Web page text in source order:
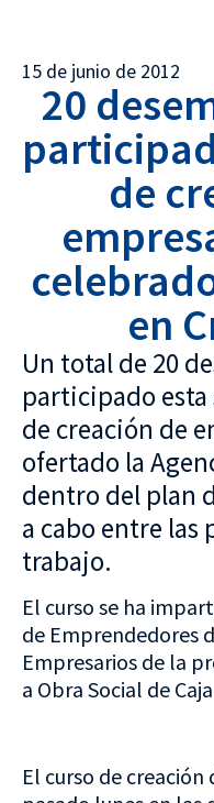
15 de junio de 2012
20
de
en
Un total de 20
participado esta
de creación de
ofertado la
dentro del plan
a cabo entre las
trabajo.
El curso se ha
de Emprendedores
Empresarios de la
a Obra Social de
El curso de creación